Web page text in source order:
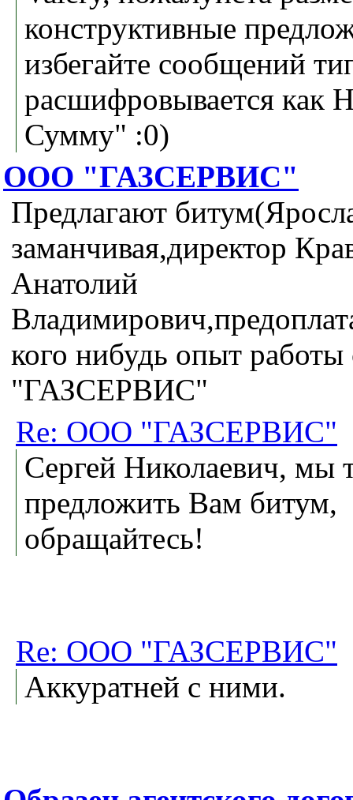
конструктивные
избегайте сообщений
расшифровывается как
Сумму" :0)
ООО "ГАЗСЕРВИС"
Предлагают
заманчивая,директор
Анатолий
кого нибудь опыт
"ГАЗСЕРВИС"
Re: ООО "ГАЗСЕРВИС"
Сергей Николаевич, мы
предложить Вам битум,
обращайтесь!
Re: ООО "ГАЗСЕРВИС"
Аккуратней с ними.